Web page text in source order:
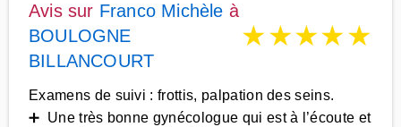
Avis sur Franco Michèle à
BOULOGNE
BILLANCOURT
★★★★★
Examens de suivi : frottis, palpation des seins.
➕ Une très bonne gynécologue qui est à l’écoute et